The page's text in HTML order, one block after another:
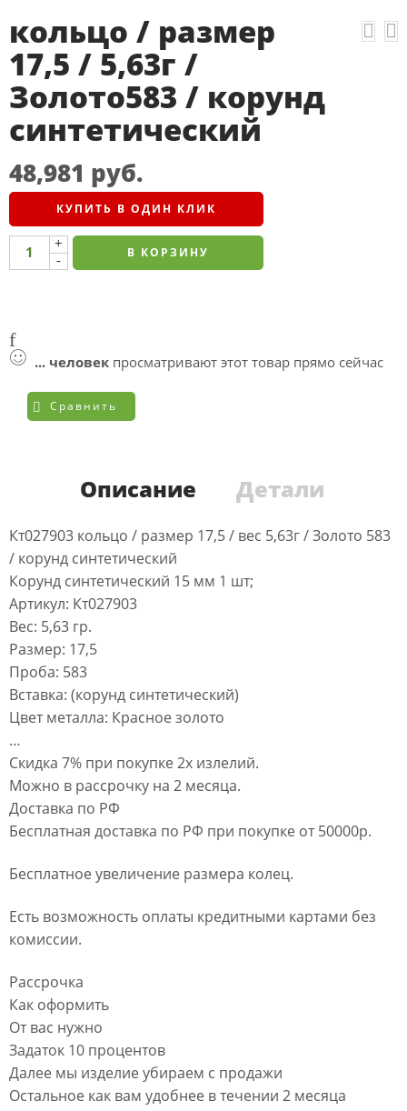
кольцо / размер
17,5 / 5,63г /
Золото583 / корунд
синтетический
48,981 руб.
КУПИТЬ В ОДИН КЛИК
+
-
В КОРЗИНУ
... человек просматривают этот товар прямо сейчас
Сравнить
Описание Детали
Кт027903 кольцо / размер 17,5 / вес 5,63г / Золото 583
/ корунд синтетический
Корунд синтетический 15 мм 1 шт;
Артикул: Кт027903
Вес: 5,63 гр.
Размер: 17,5
Проба: 583
Вставка: (корунд синтетический)
Цвет металла: Красное золото
…
Скидка 7% при покупке 2х излелий.
Можно в рассрочку на 2 месяца.
Доставка по РФ
Бесплатная доставка по РФ при покупке от 50000р.
Бесплатное увеличение размера колец.
Есть возможность оплаты кредитными картами без
комиссии.
Рассрочка
Как оформить
От вас нужно
Задаток 10 процентов
Далее мы изделие убираем с продажи
Остальное как вам удобнее в течении 2 месяца